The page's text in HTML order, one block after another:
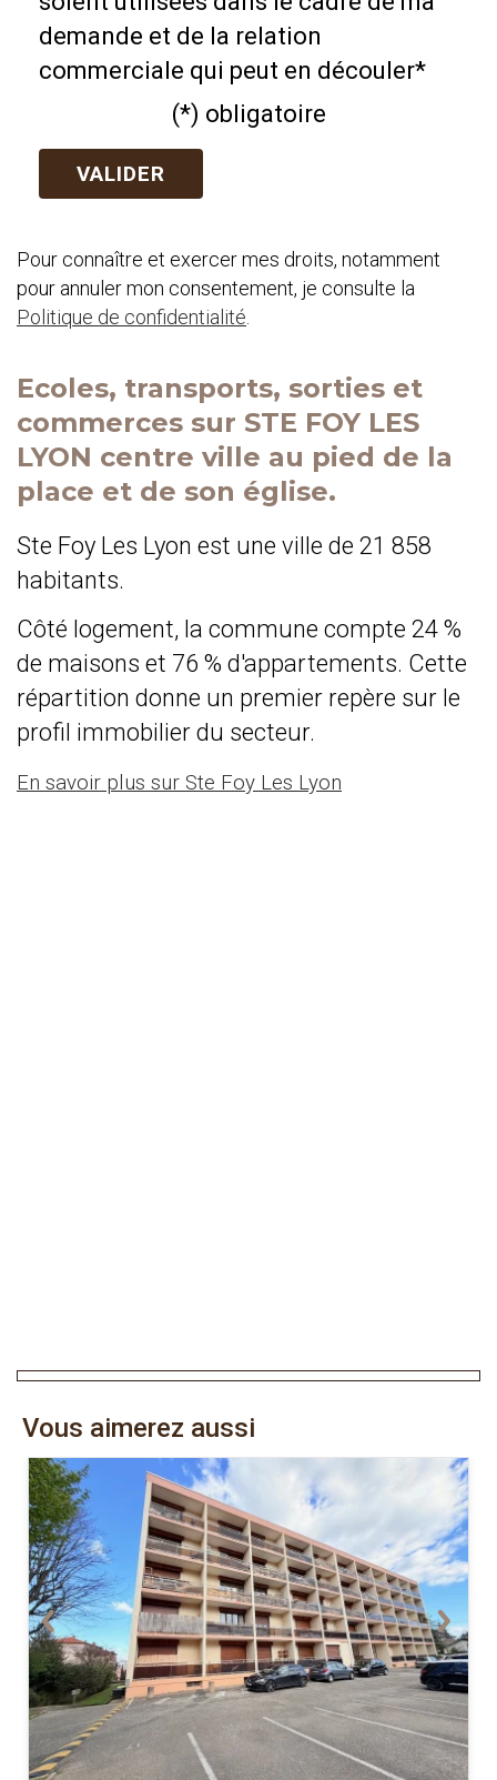
demande et de la relation
commerciale qui peut en découler*
(*) obligatoire
Pour connaître et exercer mes droits, notamment
pour annuler mon consentement, je consulte la
Politique de confidentialité
Ecoles, transports, sorties et
commerces sur STE FOY LES
LYON centre ville au pied de la
place et de son église.
Ste Foy Les Lyon est une ville de 21 858
habitants.
Côté logement, la commune compte 24 %
de maisons et 76 % d'appartements. Cette
répartition donne un premier repère sur le
profil immobilier du secteur.
En savoir plus sur Ste Foy Les Lyon
Vous aimerez aussi